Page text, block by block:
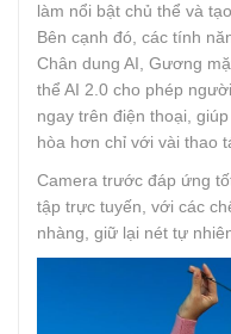
làm nổi bật chủ thể và
Bên cạnh đó, các tính
Chân dung AI, Gương
thể AI 2.0 cho phép
ngay trên điện thoại,
hòa hơn chỉ với vài thao
Camera trước đáp ứng
tập trực tuyến, với các
nhàng, giữ lại nét tự